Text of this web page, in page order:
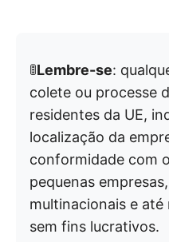
🚦Lembre-se:
colete ou processe
residentes da UE,
localização da
conformidade com
pequenas
multinacionais e
sem fins lucrativos.